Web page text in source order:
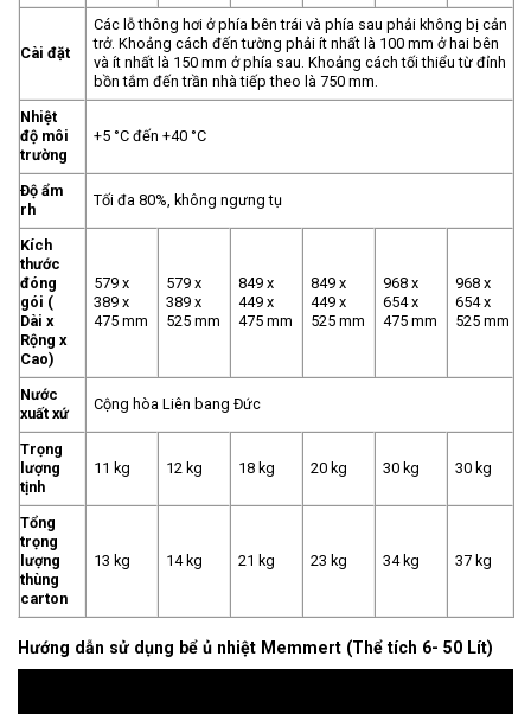
Cài đặt
Các lỗ thông hơi ở phía bên trái và phía sau phải không bị cản
trở. Khoảng cách đến tường phải ít nhất là 100 mm ở hai bên
và ít nhất là 150 mm ở phía sau. Khoảng cách tối thiểu từ đỉnh
bồn tắm đến trần nhà tiếp theo là 750 mm.
Nhiệt
độ môi
trường
+5 °C đến +40 °C
Độ ẩm
rh
Tối đa 80%, không ngưng tụ
Kích
thước
đóng
gói (
Dài x
Rộng x
Cao)
579 x
389 x
475 mm
579 x
389 x
525 mm
849 x
449 x
475 mm
849 x
449 x
525 mm
968 x
654 x
475 mm
968 x
654 x
525 mm
Nước
xuất xứ
Cộng hòa Liên bang Đức
Trọng
lượng
tịnh
11 kg 12 kg 18 kg 20 kg 30 kg 30 kg
Tổng
trọng
lượng
thùng
carton
13 kg 14 kg 21 kg 23 kg 34 kg 37 kg
Hướng dẫn sử dụng bể ủ nhiệt Memmert (Thể tích 6- 50 Lít)